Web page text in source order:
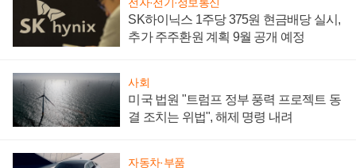
전자·전기·정보통신
SK하이닉스 1주당 375원 현금배당 실시,
추가 주주환원 계획 9월 공개 예정
사회
미국 법원 "트럼프 정부 풍력 프로젝트 동
결 조치는 위법", 해제 명령 내려
자동차·부품